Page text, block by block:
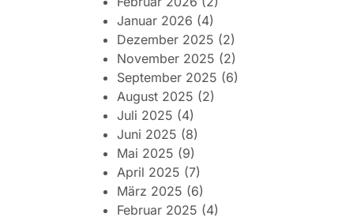
Januar 2026 (4)
Dezember 2025 (2)
November 2025 (2)
September 2025 (6)
August 2025 (2)
Juli 2025 (4)
Juni 2025 (8)
Mai 2025 (9)
April 2025 (7)
März 2025 (6)
Februar 2025 (4)